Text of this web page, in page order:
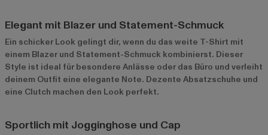
Elegant mit Blazer und Statement-Schmuck
Ein schicker Look gelingt dir, wenn du das weite T-Shirt mit
einem Blazer und Statement-Schmuck kombinierst. Dieser
Style ist ideal für besondere Anlässe oder das Büro und verleiht
deinem Outfit eine elegante Note. Dezente Absatzschuhe und
eine Clutch machen den Look perfekt.
Sportlich mit Jogginghose und Cap